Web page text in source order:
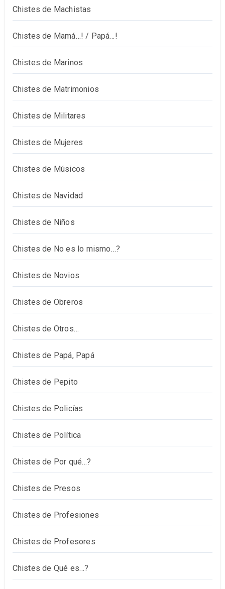
Chistes de Machistas
Chistes de Mamá…! / Papá…!
Chistes de Marinos
Chistes de Matrimonios
Chistes de Militares
Chistes de Mujeres
Chistes de Músicos
Chistes de Navidad
Chistes de Niños
Chistes de No es lo mismo…?
Chistes de Novios
Chistes de Obreros
Chistes de Otros…
Chistes de Papá, Papá
Chistes de Pepito
Chistes de Policías
Chistes de Política
Chistes de Por qué…?
Chistes de Presos
Chistes de Profesiones
Chistes de Profesores
Chistes de Qué es…?